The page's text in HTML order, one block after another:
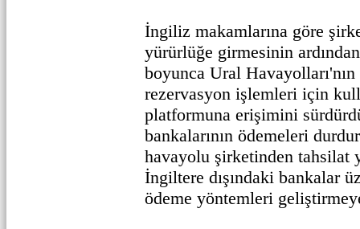
İngiliz makamlarına göre
yürürlüğe girmesinin
boyunca Ural Havayolları'nın
rezervasyon işlemleri için
platformuna erişimini
bankalarının ödemeleri
havayolu şirketinden tahsilat
İngiltere dışındaki bankalar
ödeme yöntemleri